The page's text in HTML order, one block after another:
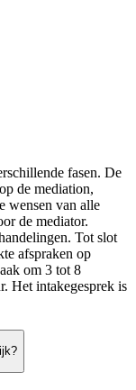
fasen. De
de mediation,
wensen van alle
de mediator.
Tot slot
afspraken op
om 3 tot 8
Het intakegesprek is